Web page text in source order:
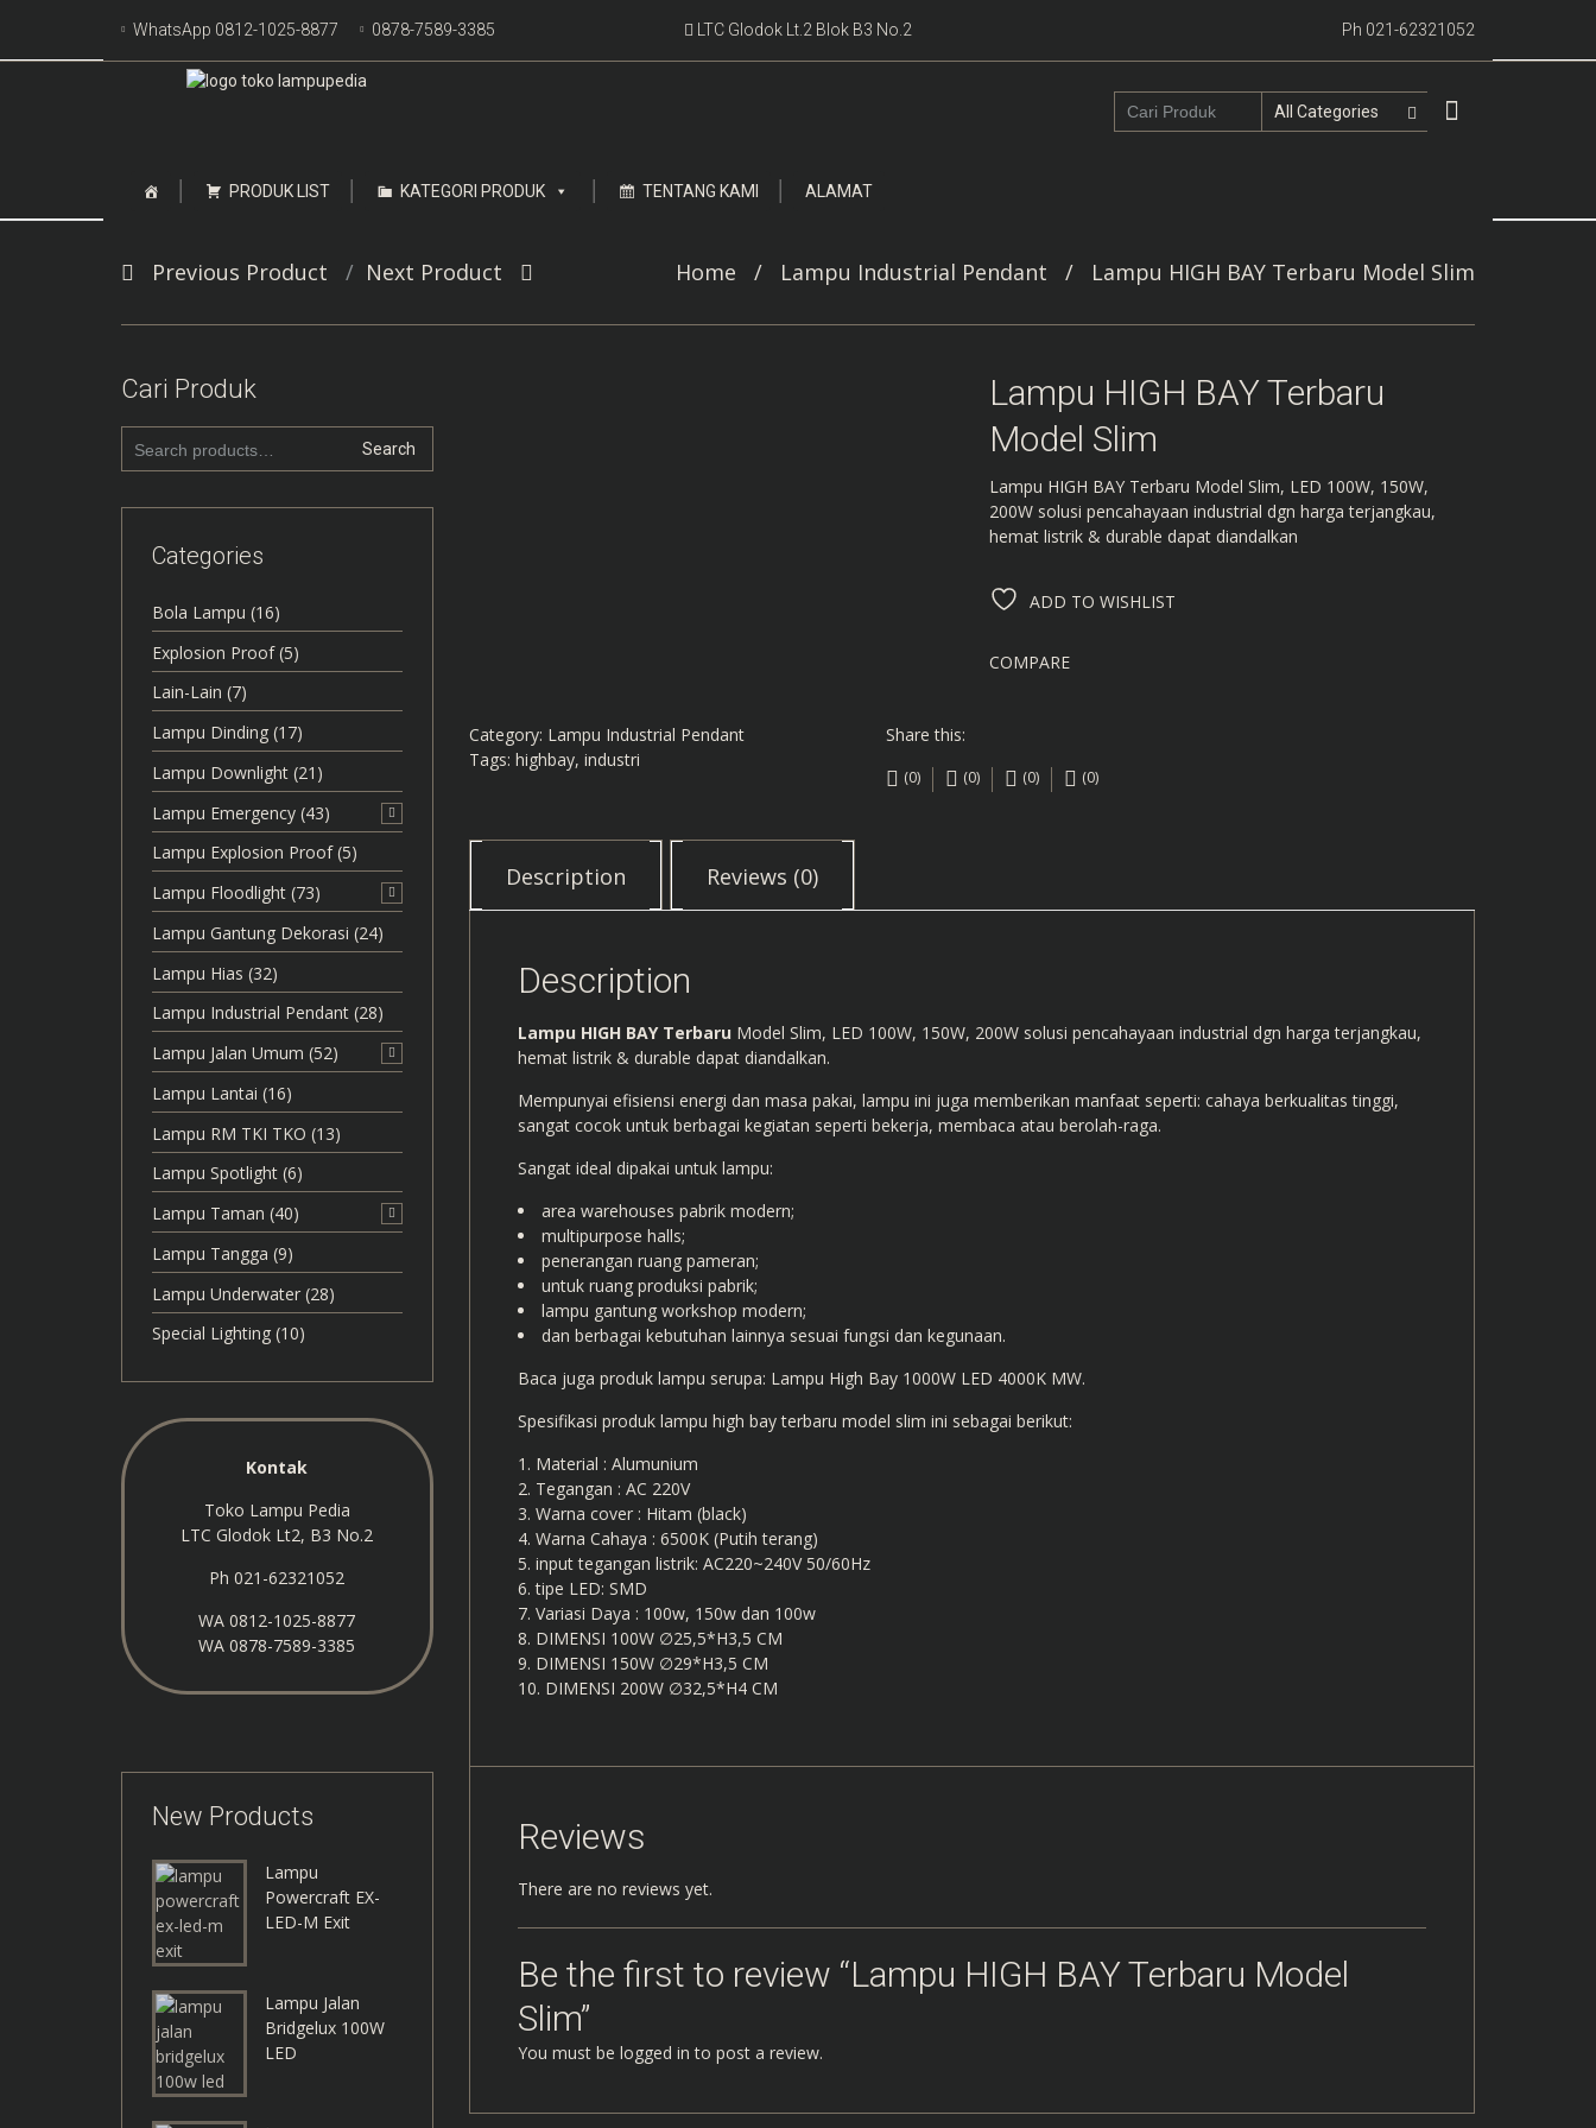
Skip
WhatsApp 0812-1025-8877 0878-7589-3385 LTC Glodok Lt.2 Blok B3 No.2 Ph 021-62321052
PRODUK LIST KATEGORI PRODUK TENTANG KAMI ALAMAT
PostPrevious Product Next Product Home / Lampu Industrial Pendant / Lampu HIGH BAY Terbaru Model Slim
Lampu HIGH BAY Terbaru
Model Slim
Lampu HIGH BAY Terbaru Model Slim, LED 100W, 150W,
200W solusi pencahayaan industrial dgn harga terjangkau,
hemat listrik & durable dapat diandalkan
ADD TO WISHLIST
COMPARE
Category: Lampu Industrial Pendant
Tags: highbay, industri
Share this:
(0) (0) (0) (0)
Description Reviews (0)
Description
Lampu HIGH BAY TerbaruModel Slim, LED 100W, 150W, 200W solusi pencahayaan industrial dgn harga terjangkau,
hemat listrik & durable dapat diandalkan.
Mempunyai efisiensi energi dan masa pakai, lampu ini juga memberikan manfaat seperti: cahaya berkualitas tinggi,
sangat cocok untuk berbagai kegiatan seperti bekerja, membaca atau berolah-raga.
Sangat ideal dipakai untuk lampu:
area warehouses pabrik modern;
multipurpose halls;
penerangan ruang pameran;
untuk ruang produksi pabrik;
lampu gantung workshop modern;
dan berbagai kebutuhan lainnya sesuai fungsi dan kegunaan.
Baca juga produk lampu serupa: Lampu High Bay 1000W LED 4000K MW.
Spesifikasi produk lampu high bay terbaru model slim ini sebagai berikut:
Material : Alumunium
Tegangan : AC 220V
Warna cover : Hitam (black)
Warna Cahaya : 6500K (Putih terang)
input tegangan listrik: AC220~240V 50/60Hz
tipe LED: SMD
Variasi Daya : 100w, 150w dan 100w
DIMENSI 100W ∅25,5*H3,5 CM
DIMENSI 150W ∅29*H3,5 CM
DIMENSI 200W ∅32,5*H4 CM
Reviews
There are no reviews yet.
Be the first to review “Lampu HIGH BAY Terbaru Model
Slim”
You must be logged in to post a review.
Cari Produk
for:
Search
Categories
Bola Lampu (16)
Explosion Proof (5)
Lain-Lain (7)
Lampu Dinding (17)
Lampu Downlight (21)
Lampu Emergency (43)
Lampu Explosion Proof (5)
Lampu Floodlight (73)
Lampu Gantung Dekorasi (24)
Lampu Hias (32)
Lampu Industrial Pendant (28)
Lampu Jalan Umum (52)
Lampu Lantai (16)
Lampu RM TKI TKO (13)
Lampu Spotlight (6)
Lampu Taman (40)
Lampu Tangga (9)
Lampu Underwater (28)
Special Lighting (10)
Kontak
Toko Lampu Pedia
LTC Glodok Lt2, B3 No.2
Ph 021-62321052
WA0812-1025-8877
WA0878-7589-3385
New Products
Lampu
Powercraft EX-
LED-M Exit
Lampu Jalan
Bridgelux 100W
LED